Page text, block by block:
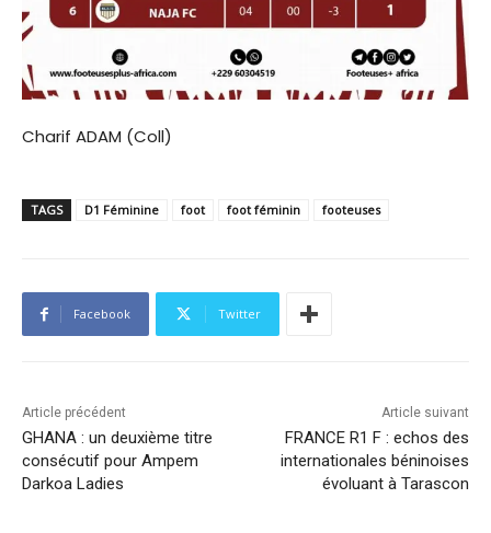
Charif ADAM (Coll)
TAGS D1 Féminine foot foot féminin footeuses
Facebook Twitter
Article précédent
GHANA : un deuxième titre
consécutif pour Ampem
Darkoa Ladies
Article suivant
FRANCE R1 F : echos des
internationales béninoises
évoluant à Tarascon